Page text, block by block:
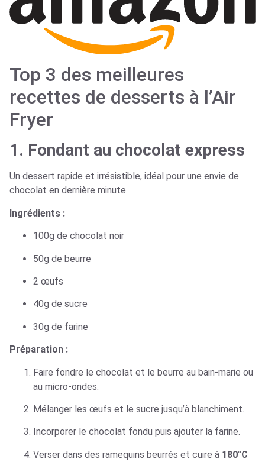
Top 3 des meilleures
recettes de desserts à l’Air
Fryer
1. Fondant au chocolat express
Un dessert rapide et irrésistible, idéal pour une envie de
chocolat en dernière minute.
Ingrédients :
100g de chocolat noir
50g de beurre
2 œufs
40g de sucre
30g de farine
Préparation :
Faire fondre le chocolat et le beurre au bain-marie ou
au micro-ondes.
Mélanger les œufs et le sucre jusqu’à blanchiment.
Incorporer le chocolat fondu puis ajouter la farine.
Verser dans des ramequins beurrés et cuire à 180°C